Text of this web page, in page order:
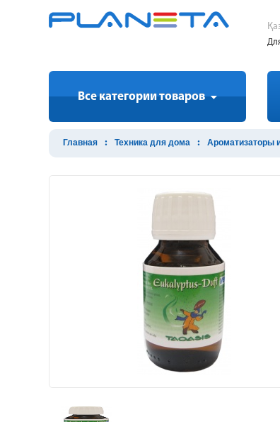
Все категории товаров
Главная Техника для дома Ароматизаторы